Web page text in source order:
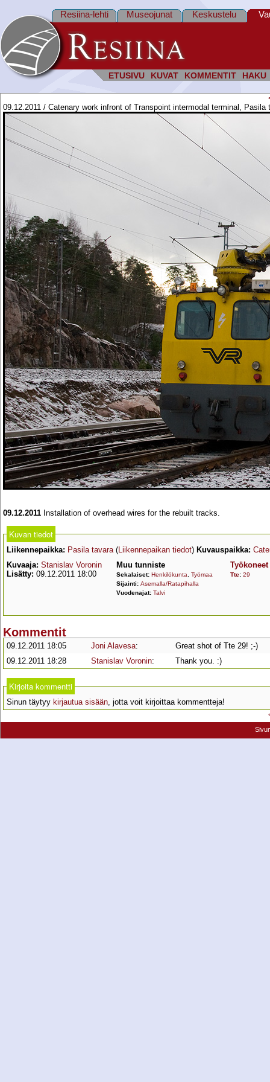
ETUSIVU KUVAT KOMMENTIT HAKU
Resiina-lehti Museojunat Keskustelu
09.12.2011 / Catenary work infront of Transpoint intermodal terminal, Pasila
09.12.2011 Installation of overhead wires for the rebuilt tracks.
Kuvan tiedot
Liikennepaikka: Pasila tavara(Liikennepaikan tiedot) Kuvauspaikka:
Kuvaaja: Stanislav Voronin
Lisätty: 09.12.2011 18:00
Muu tunniste
Sekalaiset: Henkilökunta
Työmaa
Sijainti: Asemalla/Ratapihalla
Vuodenajat: Talvi
Työkoneet
Tte: 29
Kommentit
09.12.2011 18:05 Joni Alavesa:
Great shot of Tte 29! ;-)
09.12.2011 18:28
Stanislav Voronin: Thank you. :)
Kirjoita kommentti
Sinun täytyy kirjautua sisään, jotta voit kirjoittaa kommentteja!